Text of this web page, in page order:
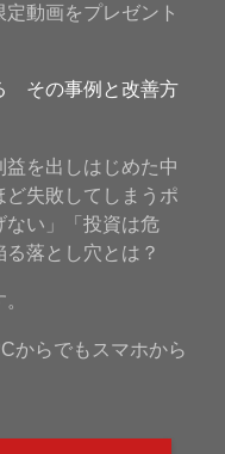
動画をプレゼント
その事例と改善方
を出しはじめた中
失敗してしまうポ
ない」「投資は危
落とし穴とは？
からでもスマホから